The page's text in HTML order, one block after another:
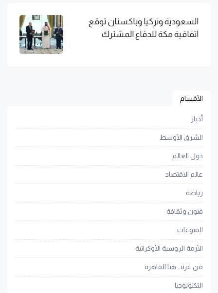
السعودية وتركيا وباكستان توقع
اتفاقية مكة للدفاع المشترك
الأقسام
أخبار
الشرق الأوسط
حول العالم
عالم الاقتصاد
رياضة
فنون وثقافة
المنوعات
الأزمة الروسية الأوكرانية
من غزة.. هنا القاهرة
التكنولوجيا